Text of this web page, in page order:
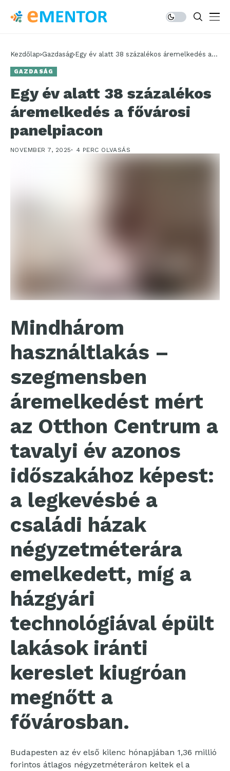
Kezdőlap Gazdaság Egy év alatt 38 százalékos áremelkedés a
GAZDASÁG
Egy év alatt 38 százalékos
áremelkedés a fővárosi
panelpiacon
NOVEMBER 7, 2025 4 PERC OLVASÁS
Mindhárom
használtlakás –
szegmensben
áremelkedést mért
az Otthon Centrum a
tavalyi év azonos
időszakához képest:
a legkevésbé a
családi házak
négyzetméterára
emelkedett, míg a
házgyári
technológiával épült
lakások iránti
kereslet kiugróan
megnőtt a
fővárosban.
Budapesten az év első kilenc hónapjában 1,36 millió
forintos átlagos négyzetméteráron keltek el a